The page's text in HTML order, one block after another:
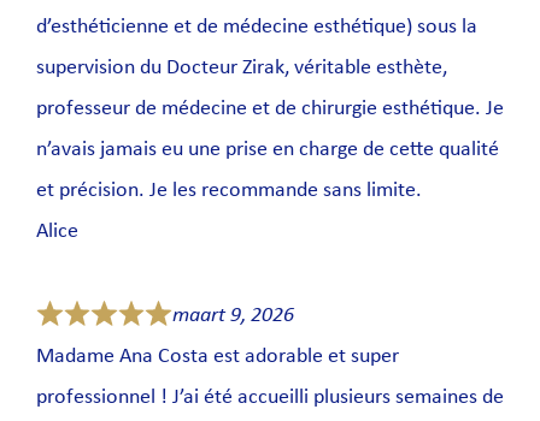
d’esthéticienne et de médecine esthétique) sous la
supervision du Docteur Zirak, véritable esthète,
professeur de médecine et de chirurgie esthétique. Je
n’avais jamais eu une prise en charge de cette qualité
et précision. Je les recommande sans limite.
Alice
maart 9, 2026
Madame Ana Costa est adorable et super
professionnel ! J’ai été accueilli plusieurs semaines de